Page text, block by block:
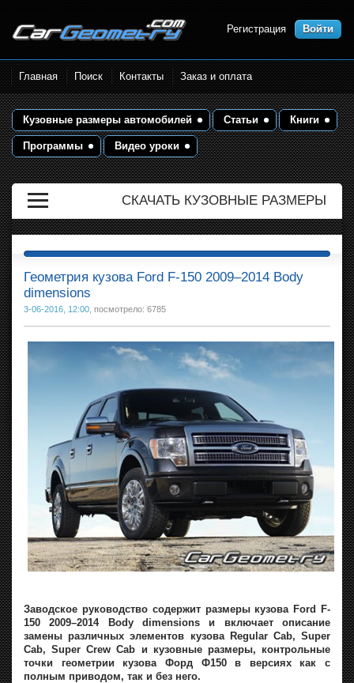
Размеры кузова автомобилей.
Контрольные точки и кузовные
размеры. Геометрия кузова
Регистрация Войти
Главная Поиск Контакты Заказ и оплата
Кузовные размеры автомобилей Статьи Книги
Программы Видео уроки
СКАЧАТЬ КУЗОВНЫЕ РАЗМЕРЫ
Геометрия кузова Ford F-150 2009–2014 Body
dimensions
3-06-2016, 12:00 , посмотрело: 6785
Заводское руководство содержит размеры кузова Ford F-
150 2009–2014 Body dimensions и включает описание
замены различных элементов кузова Regular Cab, Super
Cab, Super Crew Cab и кузовные размеры, контрольные
точки геометрии кузова Форд Ф150 в версиях как с
полным приводом, так и без него.